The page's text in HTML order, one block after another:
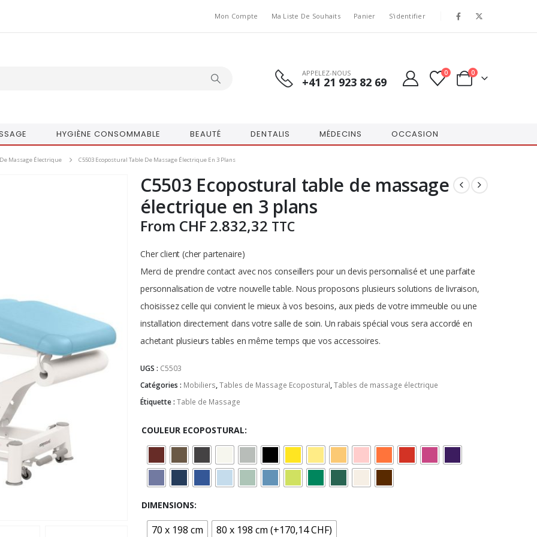
Mon Compte Ma Liste De Souhaits Panier S'identifier
APPELEZ-NOUS
+41 21 923 82 69
0 0
HYGIÈNE CONSOMMABLE BEAUTÉ DENTALIS MÉDECINS OCCASION
Massage Électrique C5503 Ecopostural Table De Massage Électrique En 3 Plans
C5503 Ecopostural table de massage
électrique en 3 plans
From CHF 2.832,32 TTC
Cher client (cher partenaire)
Merci de prendre contact avec nos conseillers pour un devis personnalisé et une parfaite
personnalisation de votre nouvelle table. Nous proposons plusieurs solutions de livraison,
choisissez celle qui convient le mieux à vos besoins, aux pieds de votre immeuble ou une
installation directement dans votre salle de soin. Un rabais spécial vous sera accordé en
achetant plusieurs tables en même temps que vos accessoires.
UGS : C5503
Catégories : Mobiliers,Tables de Massage Ecopostural,Tables de massage électrique
Étiquette : Table de Massage
COULEUR ECOPOSTURAL
DIMENSIONS
70 x 198 cm 80 x 198 cm (+170,14 CHF)